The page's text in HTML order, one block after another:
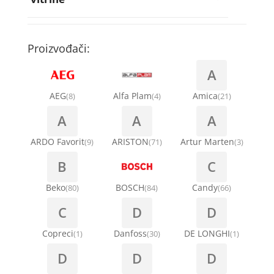
Ručice za vrata za veš mašinu
Šarke za veš mašine
Stakla i okviri vrata za veš mašinu
Termostati i hidrostati za veš mašine
Točkići za sudo mašine
Kompresori za klima uređaje
Kondenz creva
Nosači za klimu
Ostali materijal za montažu klima uređaja
Proizvođači:
AEG(8) Alfa Plam(4)
A
Amica(21)
A
ARDO Favorit(9)
A
ARISTON(71)
A
Artur Marten(3)
B
Beko(80) BOSCH(84)
C
Candy(66)
C
Copreci(1)
D
Danfoss(30)
D
DE LONGHI(1)
D D D